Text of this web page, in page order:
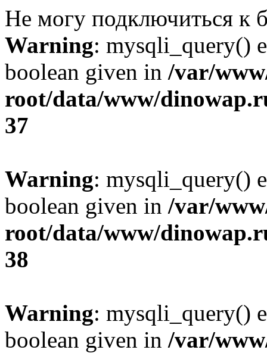
Не могу подключиться к
Warning: mysqli_query()
boolean given in /var/
root/data/www/
37
Warning: mysqli_query()
boolean given in /var/
root/data/www/
38
Warning: mysqli_query()
boolean given in /var/